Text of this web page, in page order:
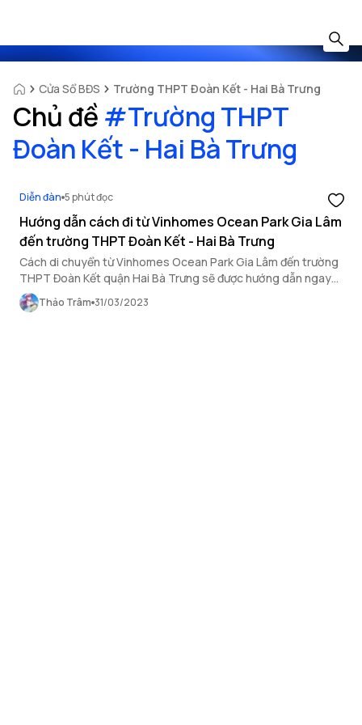
Cửa Sổ BĐS Trường THPT Đoàn Kết - Hai Bà Trưng
Chủ đề #Trường THPT
Đoàn Kết - Hai Bà Trưng
Diễn đàn 5 phút đọc
Hướng dẫn cách đi từ Vinhomes Ocean Park Gia Lâm
đến trường THPT Đoàn Kết - Hai Bà Trưng
Cách di chuyển từ Vinhomes Ocean Park Gia Lâm đến trường
THPT Đoàn Kết quận Hai Bà Trưng sẽ được hướng dẫn ngay
sau đây.
Thảo Trâm 31/03/2023